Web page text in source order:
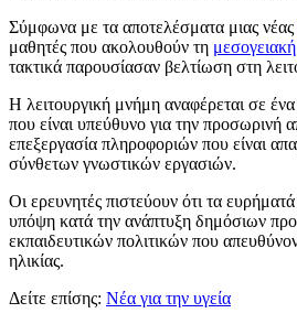
Σύμφωνα με τα αποτελέσματα μιας νέας
μαθητές που ακολουθούν τη
τακτικά παρουσίασαν βελτίωση στη
Η λειτουργική μνήμη αναφέρεται σε
που είναι υπεύθυνο για την προσωρινή
επεξεργασία πληροφοριών που είναι
σύνθετων γνωστικών εργασιών.
Οι ερευνητές πιστεύουν ότι τα
υπόψη κατά την ανάπτυξη δημόσιων
εκπαιδευτικών πολιτικών που
ηλικίας.
Δείτε επίσης: Νέα για την υγεία